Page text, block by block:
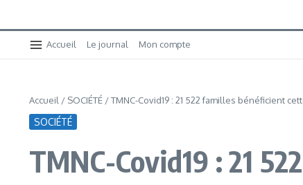
Accueil Le journal Mon compte
Accueil / SOCIÉTÉ /TMNC-Covid19 : 21 522 familles bénéficient
SOCIÉTÉ
TMNC-Covid19 : 21